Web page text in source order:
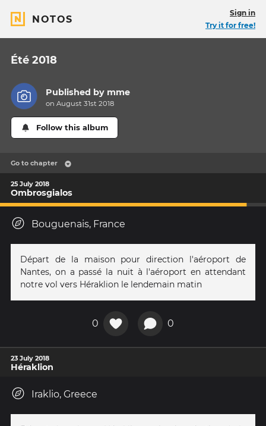
NOTOS
Sign in
Try it for free!
Été 2018
Published by mme
on August 31st 2018
Follow this album
Go to chapter
25 July 2018
Ombrosgialos
Bouguenais, France
Départ de la maison pour direction l'aéroport de
Nantes, on a passé la nuit à l'aéroport en attendant
notre vol vers Héraklion le lendemain matin
0 0
23 July 2018
Héraklion
Iraklio, Greece